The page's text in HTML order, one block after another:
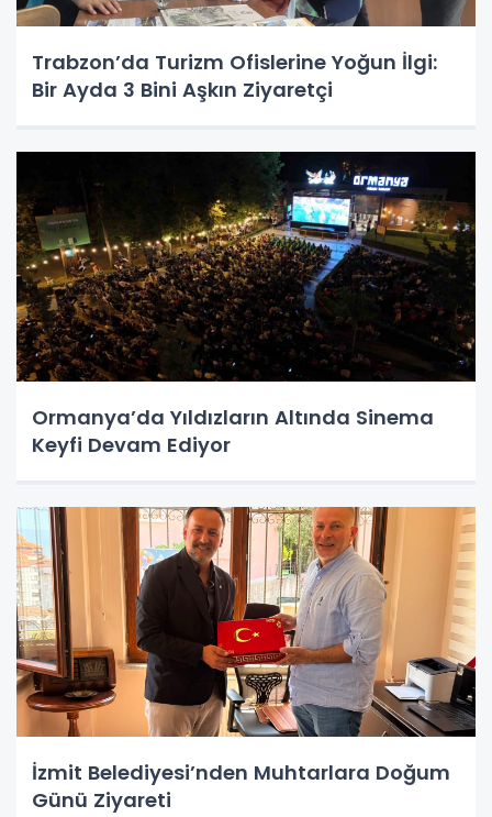
Trabzon’da Turizm Ofislerine Yoğun İlgi:
Bir Ayda 3 Bini Aşkın Ziyaretçi
Ormanya’da Yıldızların Altında Sinema
Keyfi Devam Ediyor
İzmit Belediyesi’nden Muhtarlara Doğum
Günü Ziyareti